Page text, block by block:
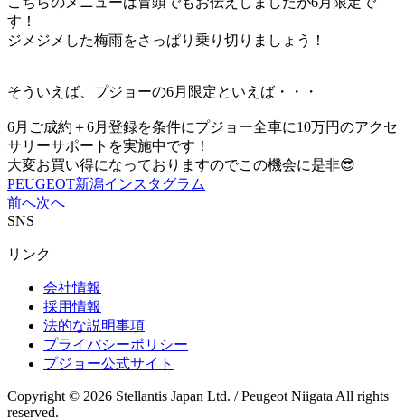
す！
ジメジメした梅雨をさっぱり乗り切りましょう！
そういえば、プジョーの6月限定といえば・・・
6月ご成約＋6月登録を条件にプジョー全車に10万円のアクセ
サリーサポートを実施中です！
大変お買い得になっておりますのでこの機会に是非😎
PEUGEOT新潟インスタグラム
前へ次へ
SNS
リンク
会社情報
採用情報
法的な説明事項
プライバシーポリシー
プジョー公式サイト
Copyright © 2026 Stellantis Japan Ltd. / Peugeot Niigata All rights
reserved.